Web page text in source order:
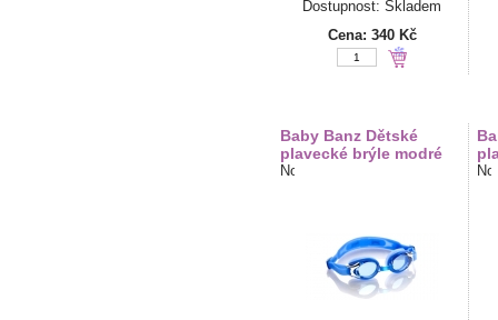
Dostupnost: Skladem
Cena: 340 Kč
Baby Banz Dětské
plavecké brýle modré